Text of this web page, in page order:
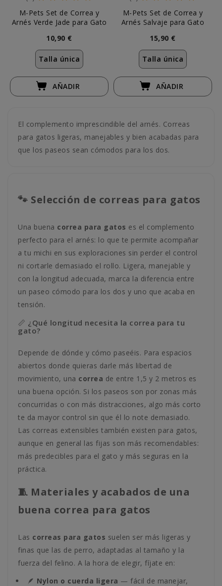
M-Pets Set de Correa y
Arnés Verde Jade para Gato
10,90 €
Talla única
AÑADIR
M-Pets Set de Correa y
Arnés Salvaje para Gato
15,90 €
Talla única
AÑADIR
El complemento imprescindible del arnés. Correas
para gatos ligeras, manejables y bien acabadas para
que los paseos sean cómodos para los dos.
🐾 Selección de correas para gatos
Una buena correa para gatos es el complemento
perfecto para el arnés: lo que te permite acompañar
a tu michi en sus exploraciones sin perder el control
ni cortarle demasiado el rollo. Ligera, manejable y
con la longitud adecuada, marca la diferencia entre
un paseo cómodo para los dos y uno que acaba en
tensión.
📏 ¿Qué longitud necesita la correa para tu
gato?
Depende de dónde y cómo paseéis. Para espacios
abiertos donde quieras darle más libertad de
movimiento, una correa de entre 1,5 y 2 metros es
una buena opción. Si los paseos son por zonas más
concurridas o con más distracciones, algo más corto
te da mayor control sin que él lo note demasiado.
Las correas extensibles también existen para gatos,
aunque en general las fijas son más recomendables:
más predecibles para el gato y más seguras en la
práctica.
🧵 Materiales y acabados de una
buena correa para gatos
Las correas para gatos suelen ser más ligeras y
finas que las de perro, adaptadas al tamaño y la
fuerza del felino. A la hora de elegir, fíjate en:
🪶 Nylon o cuerda ligera — fácil de manejar,